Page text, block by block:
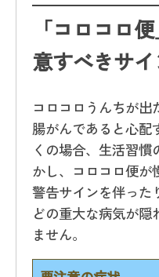
「コロコロ
意すべきサイ
コロコロうんちが
腸がんであると心配
くの場合、生活習慣
かし、コロコロ便が
警告サインを伴った
どの重大な病気が隠
ません。